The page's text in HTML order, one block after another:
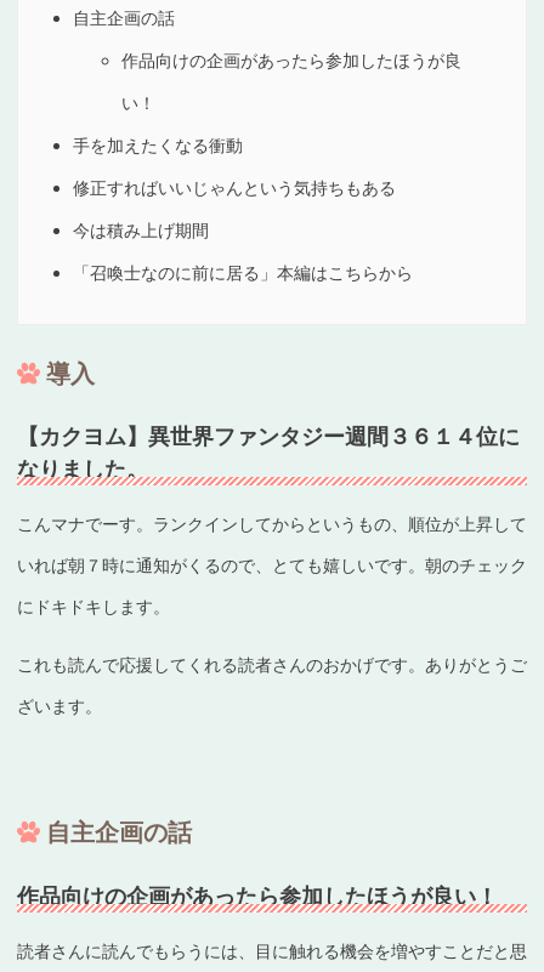
自主企画の話
作品向けの企画があったら参加したほうが良
い！
手を加えたくなる衝動
修正すればいいじゃんという気持ちもある
今は積み上げ期間
「召喚士なのに前に居る」本編はこちらから
導入
【カクヨム】異世界ファンタジー週間３６１４位に
なりました。
こんマナでーす。ランクインしてからというもの、順位が上昇して
いれば朝７時に通知がくるので、とても嬉しいです。朝のチェック
にドキドキします。
これも読んで応援してくれる読者さんのおかげです。ありがとうご
ざいます。
自主企画の話
作品向けの企画があったら参加したほうが良い！
読者さんに読んでもらうには、目に触れる機会を増やすことだと思